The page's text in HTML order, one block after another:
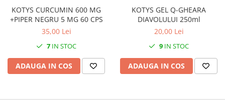
KOTYS CURCUMIN 600 MG
+PIPER NEGRU 5 MG 60 CPS
35,00 Lei
7 IN STOC
ADAUGA IN COS
KOTYS GEL Q-GHEARA
DIAVOLULUI 250ml
20,00 Lei
9 IN STOC
ADAUGA IN COS